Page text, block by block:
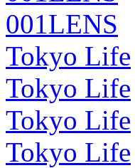
001LENS
Tokyo Life
Tokyo Life
Tokyo Life
Tokyo Life